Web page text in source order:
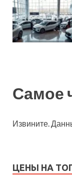
Самое
Извините.
ЦЕНЫ НА